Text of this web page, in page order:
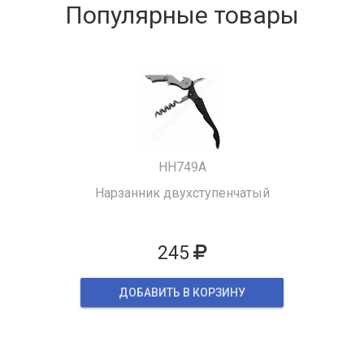
Популярные товары
HH749A
Нарзанник двухступенчатый
245
ДОБАВИТЬ В КОРЗИНУ